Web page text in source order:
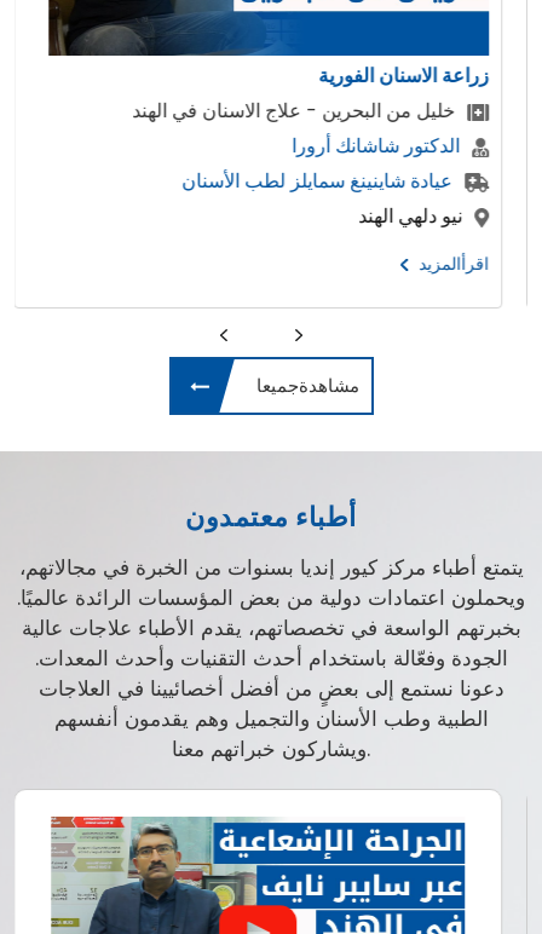
زراعة الاسنان الفورية
خليل من البحرين - علاج الاسنان في الهند
الدكتور شاشانك أرورا
عيادة شاينينغ سمايلز لطب الأسنان
نيو دلهي الهند
اقرأالمزيد
مشاهدةجميعا
أطباء معتمدون
يتمتع أطباء مركز كيور إنديا بسنوات من الخبرة في مجالاتهم،
ويحملون اعتمادات دولية من بعض المؤسسات الرائدة عالميًا.
بخبرتهم الواسعة في تخصصاتهم، يقدم الأطباء علاجات عالية
الجودة وفعّالة باستخدام أحدث التقنيات وأحدث المعدات.
دعونا نستمع إلى بعضٍ من أفضل أخصائيينا في العلاجات
الطبية وطب الأسنان والتجميل وهم يقدمون أنفسهم
ويشاركون خبراتهم معنا.